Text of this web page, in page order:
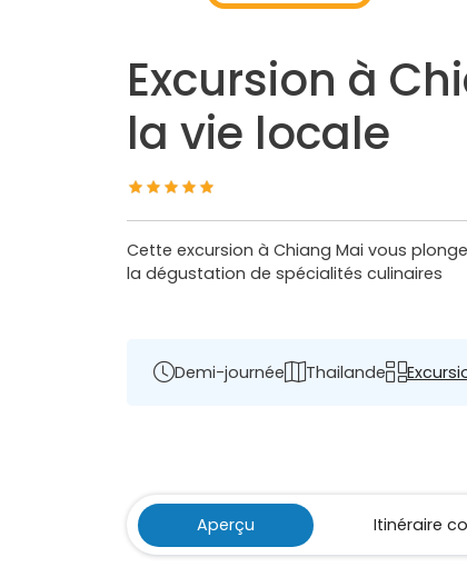
Excursion à
la vie locale
Cette excursion à Chiang Mai vous
la dégustation de spécialités culinaires
Demi-journée Thailande
Aperçu Itinéraire